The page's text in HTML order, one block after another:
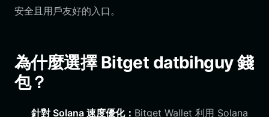
安全且用戶友好的入口。
為什麼選擇 Bitget datbihguy 錢
包？
針對 Solana 速度優化： Bitget Wallet 利用 Solana